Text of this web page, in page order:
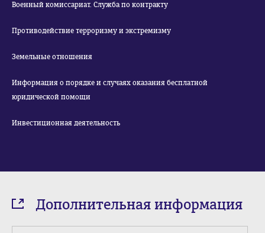
Военный комиссариат. Служба по контракту
Противодействие терроризму и экстремизму
Земельные отношения
Информация о порядке и случаях оказания бесплатной
юридической помощи
Инвестиционная деятельность
Дополнительная информация